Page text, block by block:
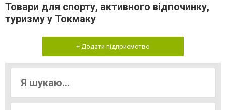
Товари для спорту, активного відпочинку,
туризму у Токмаку
+ Додати підприємство